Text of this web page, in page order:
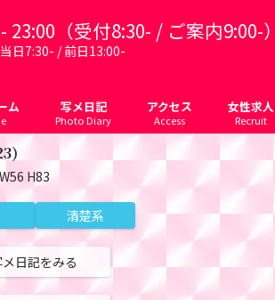
23:00（受付8:30- / ご案内9:00-）
日7:30- / 前日13:00-
ム 写メ日記
Photo Diary
アクセス
Access
女性求人
Recruit
H83
清楚系
日記をみる